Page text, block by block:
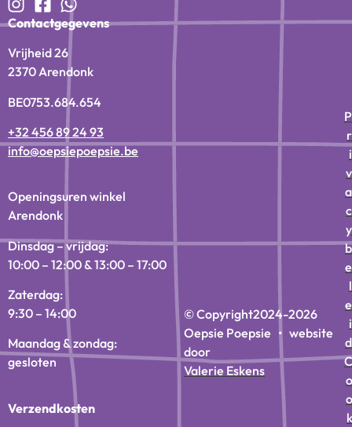
Contactgegevens
Vrijheid 26
2370 Arendonk
BE0753.684.654
+32 456 89 24 93
info@oepsiepoepsie.be
Openingsuren winkel
Arendonk
Dinsdag – vrijdag:
10:00 – 12:00 & 13:00 – 17:00
Zaterdag:
9:30 – 14:00
Maandag & zondag:
gesloten
Verzendkosten
© Copyright2024-2026
Oepsie Poepsie • website
door
Valerie Eskens
P
r
i
v
a
c
y
b
e
l
e
i
d
C
o
o
k